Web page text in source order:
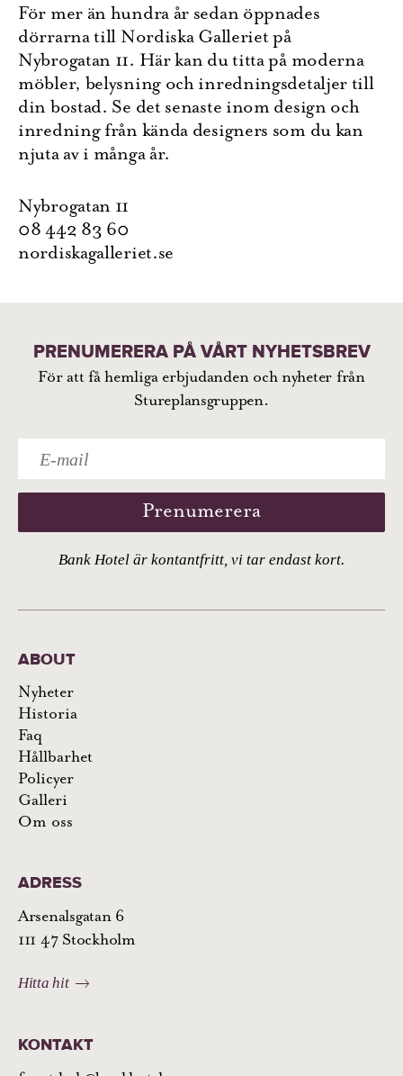
För mer än hundra år sedan öppnades
dörrarna till Nordiska Galleriet på
Nybrogatan 11. Här kan du titta på moderna
möbler, belysning och inredningsdetaljer till
din bostad. Se det senaste inom design och
inredning från kända designers som du kan
njuta av i många år.
Nybrogatan 11
08 442 83 60
nordiskagalleriet.se
PRENUMERERA PÅ VÅRT NYHETSBREV
För att få hemliga erbjudanden och nyheter från
Stureplansgruppen.
Prenumerera
Bank Hotel är kontantfritt, vi tar endast kort.
ABOUT
Nyheter
Historia
Faq
Hållbarhet
Policyer
Galleri
Om oss
ADRESS
Arsenalsgatan 6
111 47 Stockholm
Hitta hit
KONTAKT